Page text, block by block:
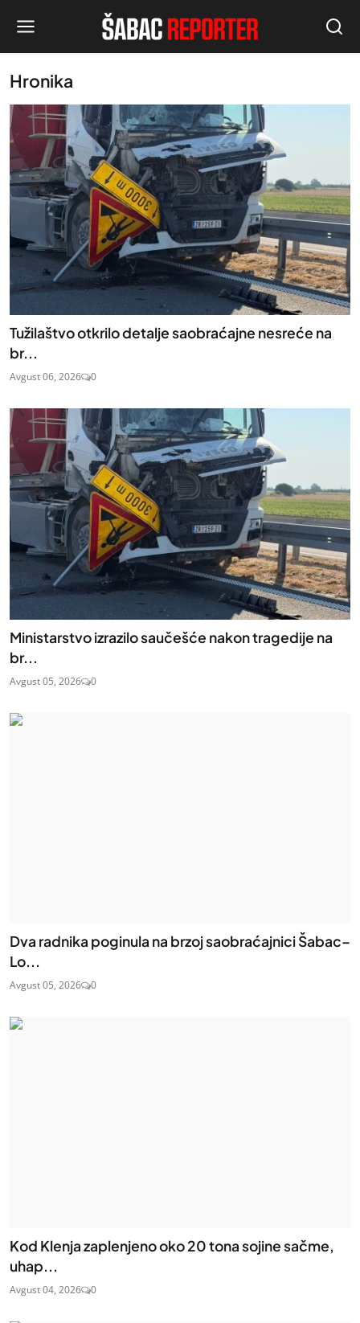
Hronika
Tužilaštvo otkrilo detalje saobraćajne nesreće na
br...
Avgust 06, 2026 0
Ministarstvo izrazilo saučešće nakon tragedije na
br...
Avgust 05, 2026 0
Dva radnika poginula na brzoj saobraćajnici Šabac–
Lo...
Avgust 05, 2026 0
Kod Klenja zaplenjeno oko 20 tona sojine sačme,
uhap...
Avgust 04, 2026 0